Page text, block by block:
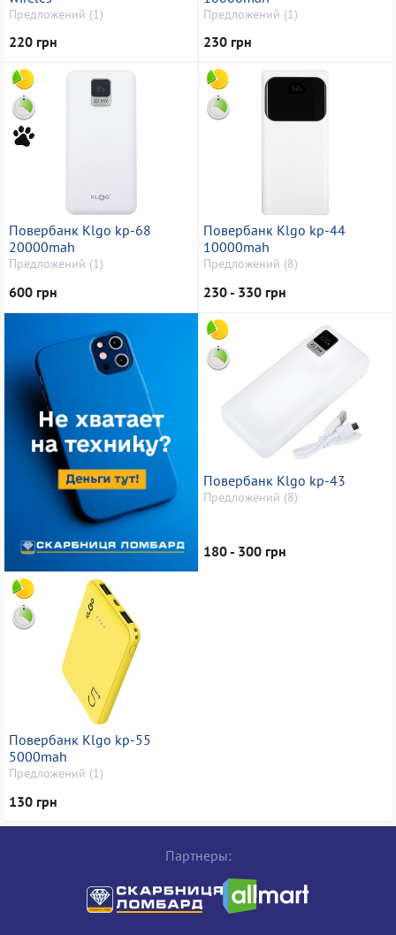
Предложений (1)
220 грн
Предложений (1)
230 грн
Повербанк Klgo kp-68
20000mah
Предложений (1)
600 грн
Повербанк Klgo kp-44
10000mah
Предложений (8)
230 - 330 грн
Повербанк Klgo kp-43
Предложений (8)
180 - 300 грн
Повербанк Klgo kp-55
5000mah
Предложений (1)
130 грн
Партнеры: